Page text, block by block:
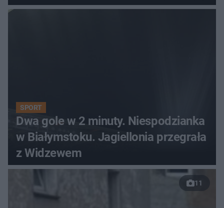
SPORT
Dwa gole w 2 minuty. Niespodzianka
w Białymstoku. Jagiellonia przegrała
z Widzewem
11